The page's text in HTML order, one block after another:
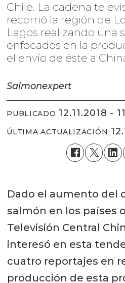
Chile. La cadena
recorrió la región de
Lagos realizando una
enfocados en la
el envío de éste a
Salmonexpert
PUBLICADO 12.11.2018 -
ÚLTIMA ACTUALIZACIÓN
Dado el aumento del
salmón en los países
Televisión Central
interesó en esta
cuatro reportajes en
producción de esta